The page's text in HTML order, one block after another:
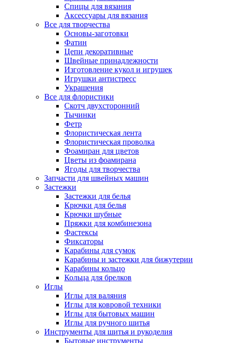
Спицы для вязания
Аксессуары для вязания
Все для творчества
Основы-заготовки
Фатин
Цепи декоративные
Швейные принадлежности
Изготовление кукол и игрушек
Игрушки антистресс
Украшения
Все для флористики
Скотч двухсторонний
Тычинки
Фетр
Флористическая лента
Флористическая проволка
Фоамиран для цветов
Цветы из фоамирана
Ягоды для творчества
Запчасти для швейных машин
Застежки
Застежки для белья
Крючки для белья
Крючки шубные
Пряжки для комбинезона
Фастексы
Фиксаторы
Карабины для сумок
Карабины и застежки для бижутерии
Карабины кольцо
Кольца для брелков
Иглы
Иглы для валяния
Иглы для ковровой техники
Иглы для бытовых машин
Иглы для ручного шитья
Инструменты для шитья и рукоделия
Бытовые инструменты